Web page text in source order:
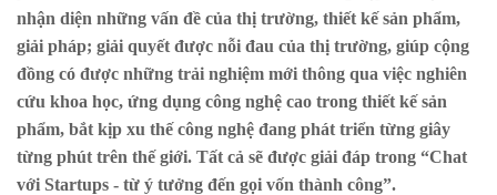
nhận diện những vấn đề của thị trường, thiết kế sản phẩm,
giải pháp; giải quyết được nỗi đau của thị trường, giúp cộng
đồng có được những trải nghiệm mới thông qua việc nghiên
cứu khoa học, ứng dụng công nghệ cao trong thiết kế sản
phẩm, bắt kịp xu thế công nghệ đang phát triển từng giây
từng phút trên thế giới. Tất cả sẽ được giải đáp trong “Chat
với Startups - từ ý tưởng đến gọi vốn thành công”.